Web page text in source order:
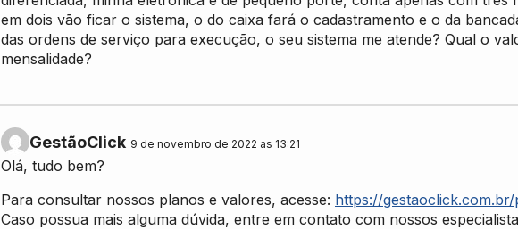
em dois vão ficar o sistema, o do caixa fará o cadastramento e o da
das ordens de serviço para execução, o seu sistema me atende? Qual o
mensalidade?
GestãoClick 9 de novembro de 2022 as 13:21
Olá, tudo bem?
Para consultar nossos planos e valores, acesse: https://
Caso possua mais alguma dúvida, entre em contato com nossos